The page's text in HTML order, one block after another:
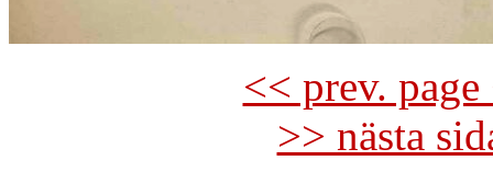
<< prev.
>> nästa